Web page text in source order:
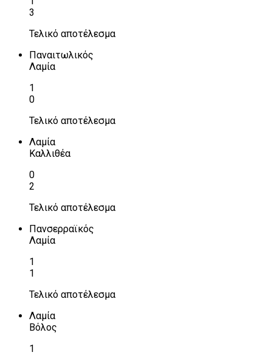
3
Τελικό αποτέλεσμα
Παναιτωλικός
Λαμία
1
0
Τελικό αποτέλεσμα
Λαμία
Καλλιθέα
0
2
Τελικό αποτέλεσμα
Πανσερραϊκός
Λαμία
1
1
Τελικό αποτέλεσμα
Λαμία
Βόλος
1